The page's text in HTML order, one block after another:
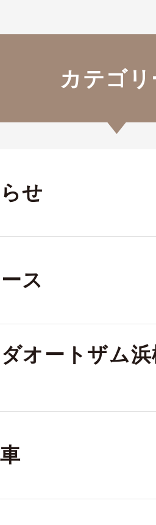
カテゴ
せ
ス
オートザム